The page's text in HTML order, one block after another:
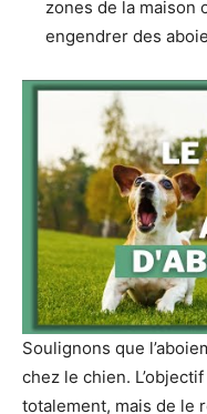
zones de la maison
engendrer des
Soulignons que
chez le chien.
totalement, mais de le